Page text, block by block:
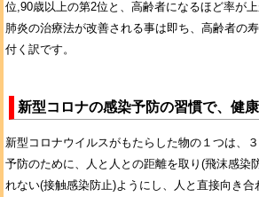
位,90歳以上の第2位と、高齢者になるほど率が上
肺炎の治療法が改善される事は即ち、高齢者の
付く訳です。
新型コロナの感染予防の習慣で、健
新型コロナウイルスがもたらした物の１つは、
予防のために、人と人との距離を取り(飛沫感染
れない(接触感染防止)ようにし、人と直接向き